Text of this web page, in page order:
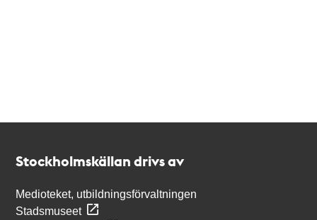
Stockholmskällan drivs av
Medioteket, utbildningsförvaltningen
Stadsmuseet